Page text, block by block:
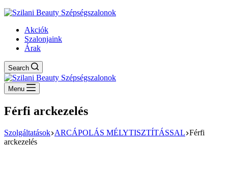
Akciók
Szalonjaink
Árak
Search
Menu
Férfi arckezelés
Szolgáltatások ARCÁPOLÁS MÉLYTISZTÍTÁSSAL Férfi
arckezelés